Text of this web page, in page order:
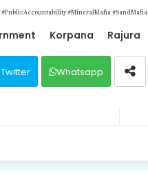
#MineralMafia #SandMafia
Korpana Rajura
Twitter Whatsapp